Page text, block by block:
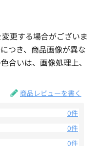
更する場合がございま
つき、商品画像が異な
合いは、画像処理上、
商品レビューを書く
0件
0件
0件